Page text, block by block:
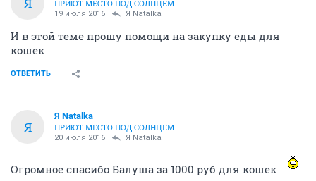
ПРИЮТ МЕСТО ПОД СОЛНЦЕМ
19 июля 2016 Я Natalka
И в этой теме прошу помощи на закупку еды для
кошек
ОТВЕТИТЬ
Я
Я Natalka
ПРИЮТ МЕСТО ПОД СОЛНЦЕМ
20 июля 2016 Я Natalka
Огромное спасибо Балуша за 1000 руб для кошек